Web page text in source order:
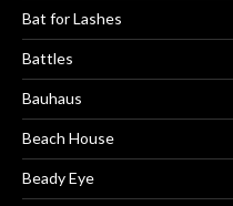
Bat for Lashes
Battles
Bauhaus
Beach House
Beady Eye